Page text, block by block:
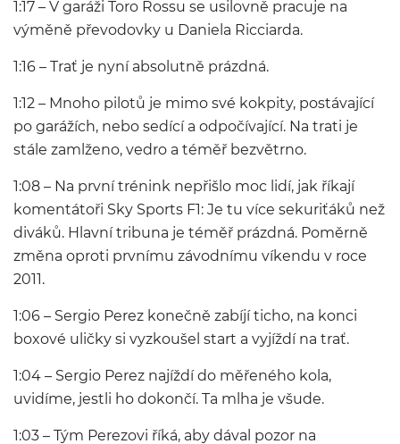
1:17 – V garáži Toro Rossu se usilovně pracuje na
výměně převodovky u Daniela Ricciarda.
1:16 – Trať je nyní absolutně prázdná.
1:12 – Mnoho pilotů je mimo své kokpity, postávající
po garážích, nebo sedící a odpočívající. Na trati je
stále zamlženo, vedro a téměř bezvětrno.
1:08 – Na první trénink nepřišlo moc lidí, jak říkají
komentátoři Sky Sports F1: Je tu více sekuriťáků než
diváků. Hlavní tribuna je téměř prázdná. Poměrně
změna oproti prvnímu závodnímu víkendu v roce
2011.
1:06 – Sergio Perez konečně zabíjí ticho, na konci
boxové uličky si vyzkoušel start a vyjíždí na trať.
1:04 – Sergio Perez najíždí do měřeného kola,
uvidíme, jestli ho dokončí. Ta mlha je všude.
1:03 – Tým Perezovi říká, aby dával pozor na